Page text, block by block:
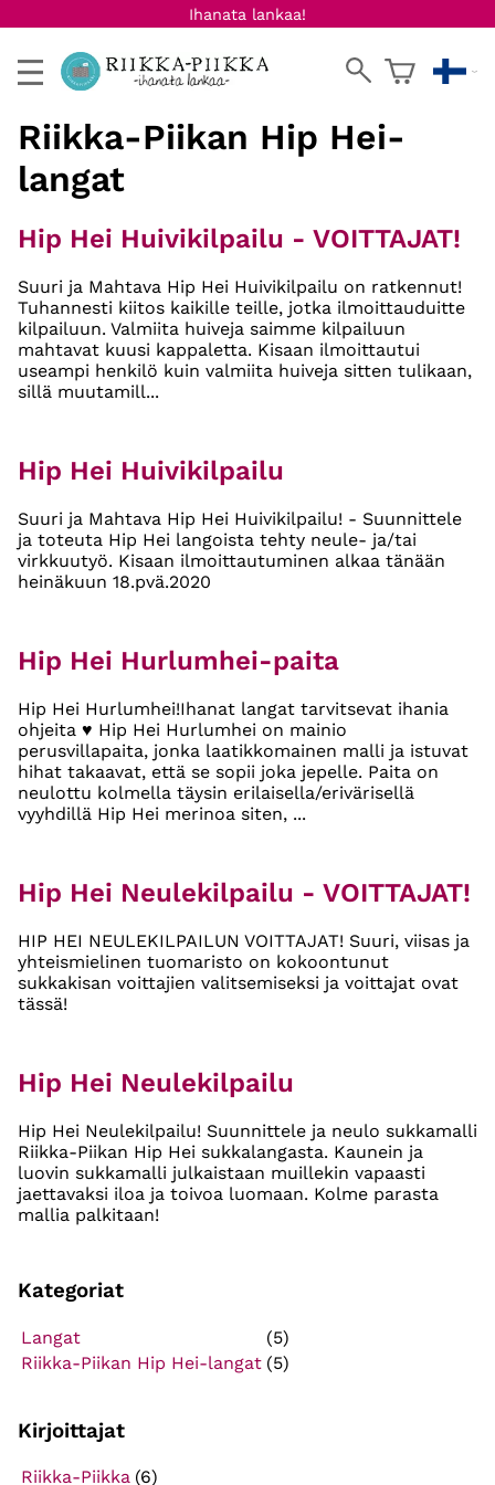
Ihanata lankaa!
Riikka-Piikan Hip Hei-
langat
Hip Hei Huivikilpailu - VOITTAJAT!
Suuri ja Mahtava Hip Hei Huivikilpailu on ratkennut!
Tuhannesti kiitos kaikille teille, jotka ilmoittauduitte
kilpailuun. Valmiita huiveja saimme kilpailuun
mahtavat kuusi kappaletta. Kisaan ilmoittautui
useampi henkilö kuin valmiita huiveja sitten tulikaan,
sillä muutamill...
Hip Hei Huivikilpailu
Suuri ja Mahtava Hip Hei Huivikilpailu! - Suunnittele
ja toteuta Hip Hei langoista tehty neule- ja/tai
virkkuutyö. Kisaan ilmoittautuminen alkaa tänään
heinäkuun 18.pvä.2020
Hip Hei Hurlumhei-paita
Hip Hei Hurlumhei!Ihanat langat tarvitsevat ihania
ohjeita ♥ Hip Hei Hurlumhei on mainio
perusvillapaita, jonka laatikkomainen malli ja istuvat
hihat takaavat, että se sopii joka jepelle. Paita on
neulottu kolmella täysin erilaisella/erivärisellä
vyyhdillä Hip Hei merinoa siten, ...
Hip Hei Neulekilpailu - VOITTAJAT!
HIP HEI NEULEKILPAILUN VOITTAJAT! Suuri, viisas ja
yhteismielinen tuomaristo on kokoontunut
sukkakisan voittajien valitsemiseksi ja voittajat ovat
tässä!
Hip Hei Neulekilpailu
Hip Hei Neulekilpailu! Suunnittele ja neulo sukkamalli
Riikka-Piikan Hip Hei sukkalangasta. Kaunein ja
luovin sukkamalli julkaistaan muillekin vapaasti
jaettavaksi iloa ja toivoa luomaan. Kolme parasta
mallia palkitaan!
Kategoriat
Langat
(5)
Riikka-Piikan Hip Hei-langat (5)
Kirjoittajat
Riikka-Piikka (6)